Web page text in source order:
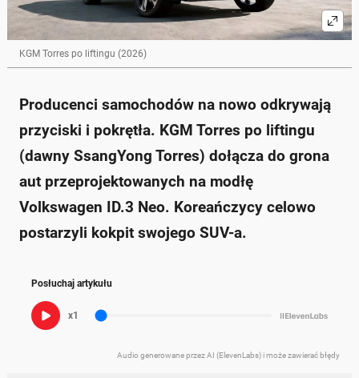
Ceny nowego modelu w Korei wzrosły, ale jeszcze nie
wiadomo, jak wpłynie to na ceny w Europie.
KGM Torres po liftingu (2026)
Producenci samochodów na nowo odkrywają
przyciski i pokrętła. KGM Torres po liftingu
(dawny SsangYong Torres) dołącza do grona
aut przeprojektowanych na modłę
Volkswagen ID.3 Neo. Koreańczycy celowo
postarzyli kokpit swojego SUV-a.
Posłuchaj artykułu
x1
Audio generowane przez AI (ElevenLabs) i może zawierać błędy